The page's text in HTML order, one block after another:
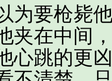
要枪毙他
夹在中间
心跳的更